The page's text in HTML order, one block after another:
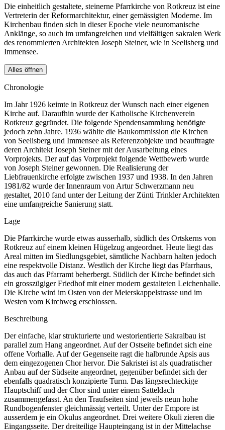
Die einheitlich gestaltete, steinerne Pfarrkirche von Rotkreuz ist eine
Vertreterin der Reformarchitektur, einer gemässigten Moderne. Im
Kirchenbau finden sich in dieser Epoche viele neuromanische
Anklänge, so auch im umfangreichen und vielfältigen sakralen Werk
des renommierten Architekten Joseph Steiner, wie in Seelisberg und
Immensee.
Alles öffnen
Chronologie
Im Jahr 1926 keimte in Rotkreuz der Wunsch nach einer eigenen
Kirche auf. Daraufhin wurde der Katholische Kirchenverein
Rotkreuz gegründet. Die folgende Spendensammlung benötigte
jedoch zehn Jahre. 1936 wählte die Baukommission die Kirchen
von Seelisberg und Immensee als Referenzobjekte und beauftragte
deren Architekt Joseph Steiner mit der Ausarbeitung eines
Vorprojekts. Der auf das Vorprojekt folgende Wettbewerb wurde
von Joseph Steiner gewonnen. Die Realisierung der
Liebfrauenkirche erfolgte zwischen 1937 und 1938. In den Jahren
1981/82 wurde der Innenraum von Artur Schwerzmann neu
gestaltet, 2010 fand unter der Leitung der Zünti Trinkler Architekten
eine umfangreiche Sanierung statt.
Lage
Die Pfarrkirche wurde etwas ausserhalb, südlich des Ortskerns von
Rotkreuz auf einem kleinen Hügelzug angeordnet. Heute liegt das
Areal mitten im Siedlungsgebiet, sämtliche Nachbarn halten jedoch
eine respektvolle Distanz. Westlich der Kirche liegt das Pfarrhaus,
das auch das Pfarramt beherbergt. Südlich der Kirche befindet sich
ein grosszügiger Friedhof mit einer modern gestalteten Leichenhalle.
Die Kirche wird im Osten von der Meierskappelstrasse und im
Westen vom Kirchweg erschlossen.
Beschreibung
Der einfache, klar strukturierte und westorientierte Sakralbau ist
parallel zum Hang angeordnet. Auf der Ostseite befindet sich eine
offene Vorhalle. Auf der Gegenseite ragt die halbrunde Apsis aus
dem eingezogenen Chor hervor. Die Sakristei ist als quadratischer
Anbau auf der Südseite angeordnet, gegenüber befindet sich der
ebenfalls quadratisch konzipierte Turm. Das längsrechteckige
Hauptschiff und der Chor sind unter einem Satteldach
zusammengefasst. An den Traufseiten sind jeweils neun hohe
Rundbogenfenster gleichmässig verteilt. Unter der Empore ist
ausserdem je ein Okulus angeordnet. Drei weitere Okuli zieren die
Eingangsseite. Der dreiteilige Haupteingang ist in der Mittelachse